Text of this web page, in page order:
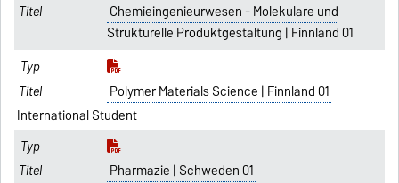
Chemieingenieurwesen - Molekulare und
Strukturelle Produktgestaltung | Finnland 01
Polymer Materials Science | Finnland 01
International Student
Pharmazie | Schweden 01